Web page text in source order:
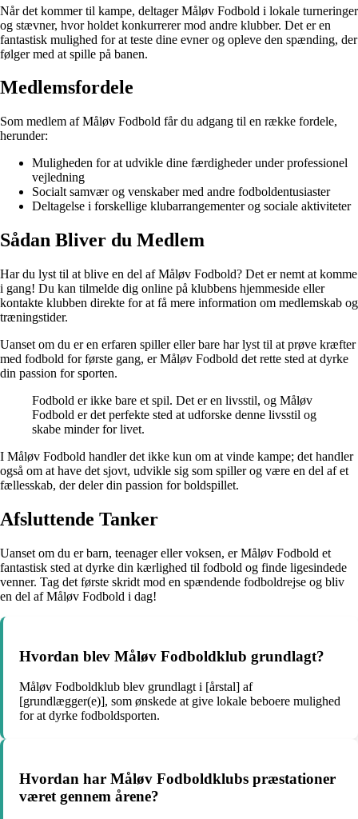
Når det kommer til kampe, deltager Måløv Fodbold i lokale turneringer
og stævner, hvor holdet konkurrerer mod andre klubber. Det er en
fantastisk mulighed for at teste dine evner og opleve den spænding, der
følger med at spille på banen.
Medlemsfordele
Som medlem af Måløv Fodbold får du adgang til en række fordele,
herunder:
Muligheden for at udvikle dine færdigheder under professionel
vejledning
Socialt samvær og venskaber med andre fodboldentusiaster
Deltagelse i forskellige klubarrangementer og sociale aktiviteter
Sådan Bliver du Medlem
Har du lyst til at blive en del af Måløv Fodbold? Det er nemt at komme
i gang! Du kan tilmelde dig online på klubbens hjemmeside eller
kontakte klubben direkte for at få mere information om medlemskab og
træningstider.
Uanset om du er en erfaren spiller eller bare har lyst til at prøve kræfter
med fodbold for første gang, er Måløv Fodbold det rette sted at dyrke
din passion for sporten.
Fodbold er ikke bare et spil. Det er en livsstil, og Måløv
Fodbold er det perfekte sted at udforske denne livsstil og
skabe minder for livet.
I Måløv Fodbold handler det ikke kun om at vinde kampe; det handler
også om at have det sjovt, udvikle sig som spiller og være en del af et
fællesskab, der deler din passion for boldspillet.
Afsluttende Tanker
Uanset om du er barn, teenager eller voksen, er Måløv Fodbold et
fantastisk sted at dyrke din kærlighed til fodbold og finde ligesindede
venner. Tag det første skridt mod en spændende fodboldrejse og bliv
en del af Måløv Fodbold i dag!
Hvordan blev Måløv Fodboldklub grundlagt?
Måløv Fodboldklub blev grundlagt i [årstal] af
[grundlægger(e)], som ønskede at give lokale beboere mulighed
for at dyrke fodboldsporten.
Hvordan har Måløv Fodboldklubs præstationer
været gennem årene?